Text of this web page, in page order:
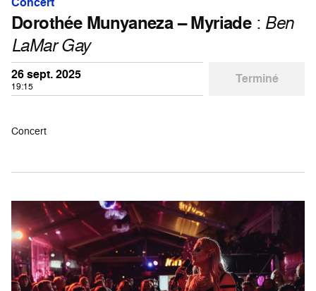
Dorothée Munyaneza – Myriade: Ben
LaMar Gay
26 sept. 2025
19:15 Terminé
Concert